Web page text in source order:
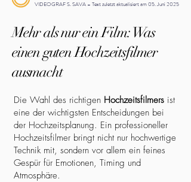
VIDEOGRAF S. SAVA – Text zuletzt aktualisiert am 05. Juni 2025
Mehr als nur ein Film: Was
einen guten Hochzeitsfilmer
ausmacht
Die Wahl des richtigen Hochzeitsfilmers ist
eine der wichtigsten Entscheidungen bei
der Hochzeitsplanung. Ein professioneller
Hochzeitsfilmer bringt nicht nur hochwertige
Technik mit, sondern vor allem ein feines
Gespür für Emotionen, Timing und
Atmosphäre.